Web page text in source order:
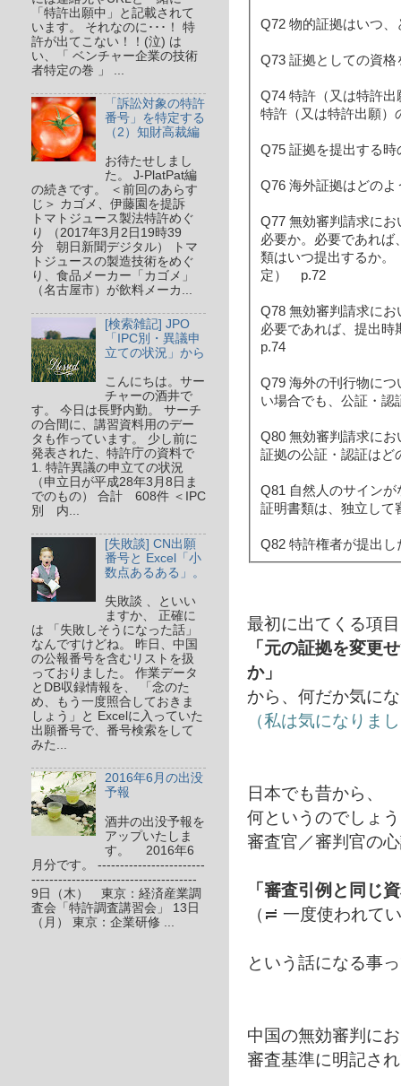
Q72 物的証拠はいつ
Q73 証拠としての資
Q74 特許（又は特許
特許（又は特許出願
Q75 証拠を提出する
Q76 海外証拠はどの
Q77 無効審判請求に
必要か。必要であれば
類はいつ提出するか。
定） p.72
Q78 無効審判請求に
必要であれば、提出
p.74
Q79 海外の刊行物に
い場合でも、公証・
Q80 無効審判請求に
証拠の公証・認証は
Q81 自然人のサイン
証明書類は、独立し
Q82 特許権者が提出
最初に出てくる項目
「元の証拠を変更
か」
から、何だか気に
（私は気になりま
日本でも昔から、
何というのでしょ
審査官／審判官の
「審査引例と同じ
（≓ 一度使われて
という話になる事
中国の無効審判に
審査基準に明記さ
「特許出願中」と記載されて
います。 それなのに･･･！ 特
許が出てこない！！(泣) は
い、「 ベンチャー企業の技術
者特定の巻 」 ...
「訴訟対象の特許
番号」を特定する
（2）知財高裁編
お待たせしまし
た。 J-PlatPat編
の続きです。 ＜前回のあらす
じ＞ カゴメ、伊藤園を提訴
トマトジュース製法特許めぐ
り （2017年3月2日19時39
分 朝日新聞デジタル） トマ
トジュースの製造技術をめぐ
り、食品メーカー「カゴメ」
（名古屋市）が飲料メーカ...
[検索雑記] JPO
「IPC別・異議申
立ての状況」から
こんにちは。サー
チャーの酒井で
す。 今日は長野内勤。 サーチ
の合間に、講習資料用のデー
タも作っています。 少し前に
発表された、特許庁の資料で
1. 特許異議の申立ての状況
（申立日が平成28年3月8日ま
でのもの） 合計 608件 ＜IPC
別 内...
[失敗談] CN出願
番号と Excel「小
数点あるある」。
失敗談 、といい
ますか、 正確に
は 「失敗しそうになった話」
なんですけどね。 昨日、中国
の公報番号を含むリストを扱
っておりました。 作業データ
とDB収録情報を、 「念のた
め、もう一度照合しておきま
しょう」と Excelに入っていた
出願番号で、番号検索をして
みた...
2016年6月の出没
予報
酒井の出没予報を
アップいたしま
す。 2016年6
月分です。 ------------------------
-------------------------------------
9日（木） 東京：経済産業調
査会「特許調査講習会」 13日
（月） 東京：企業研修 ...